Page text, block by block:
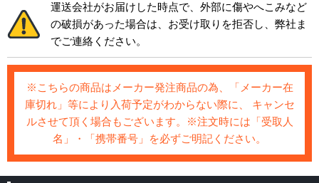
運送会社がお届けした時点で、外部に傷やへこみなど
の破損があった場合は、お受け取りを拒否し、弊社ま
でご連絡ください。
※こちらの商品はメーカー発注商品の為、「メーカー在
庫切れ」等により入荷予定がわからない際に、 キャンセ
ルさせて頂く場合もございます。※注文時には「受取人
名」・「携帯番号」を必ずご明記ください。